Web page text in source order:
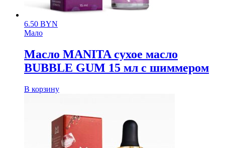
6.50 BYN
Мало
Масло MANITA сухое масло
BUBBLE GUM 15 мл с шиммером
В корзину